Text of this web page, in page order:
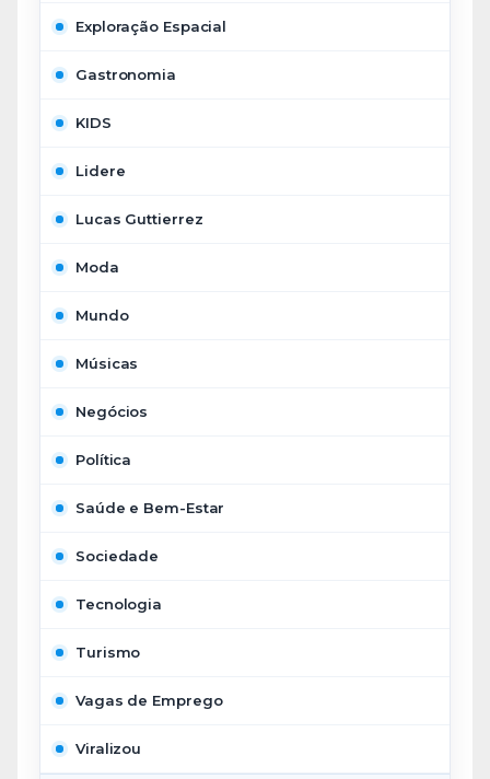
Exploração Espacial
Gastronomia
KIDS
Lidere
Lucas Guttierrez
Moda
Mundo
Músicas
Negócios
Política
Saúde e Bem-Estar
Sociedade
Tecnologia
Turismo
Vagas de Emprego
Viralizou